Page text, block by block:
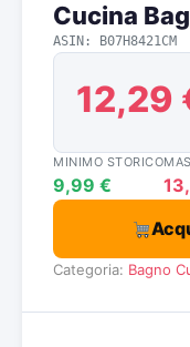
Cucina
ASIN: B07H8421CM
12,29
MINIMO STORICO
9,99 €
Categoria: Bagno